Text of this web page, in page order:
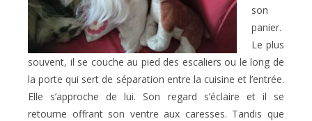
son
panier.
Le plus
souvent, il se couche au pied des escaliers ou le long de
la porte qui sert de séparation entre la cuisine et l’entrée.
Elle s’approche de lui. Son regard s’éclaire et il se
retourne offrant son ventre aux caresses. Tandis que